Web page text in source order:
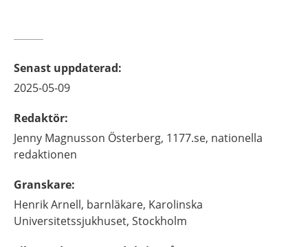
Senast uppdaterad:
2025-05-09
Redaktör:
Jenny Magnusson Österberg, 1177.se, nationella
redaktionen
Granskare:
HenrikArnell, barnläkare, Karolinska
Universitetssjukhuset, Stockholm